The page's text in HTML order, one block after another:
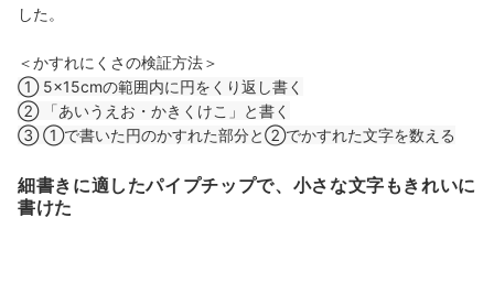
した。
＜かすれにくさの検証方法＞
① 5×15cmの範囲内に円をくり返し書く
② 「あいうえお・かきくけこ」と書く
③ ①で書いた円のかすれた部分と②でかすれた文字を数える
細書きに適したパイプチップで、小さな文字もきれいに
書けた